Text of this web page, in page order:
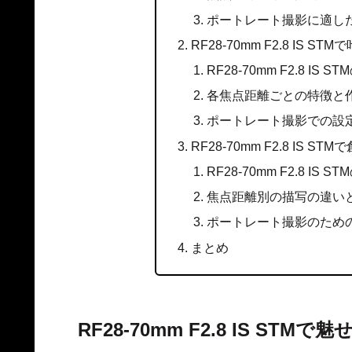
ポートレート撮影に適し
RF28-70mm F2.8 IS STM
RF28-70mm F2.8 IS
各焦点距離ごとの特徴と
ポートレート撮影での設
RF28-70mm F2.8 IS STM
RF28-70mm F2.8 IS
焦点距離別の描写の違い
ポートレート撮影のため
まとめ
RF28-70mm F2.8 IS STMで魅